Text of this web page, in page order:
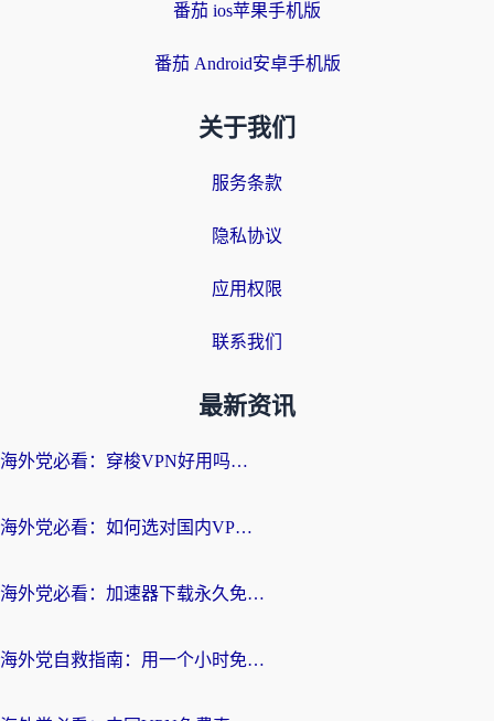
番茄 ios苹果手机版
番茄 Android安卓手机版
关于我们
服务条款
隐私协议
应用权限
联系我们
最新资讯
海外党必看：穿梭VPN好用吗？和云帆VPN对比哪个回国效果更好？附真实测评+避坑指南
海外党必看：如何选对国内VPN，实现无缝访问国内资源？
海外党必看：加速器下载永久免费版真的存在吗？教你无缝访问国内资源的正确姿势
海外党自救指南：用一个小时免费加速器，轻松打破国内资源访问壁垒？